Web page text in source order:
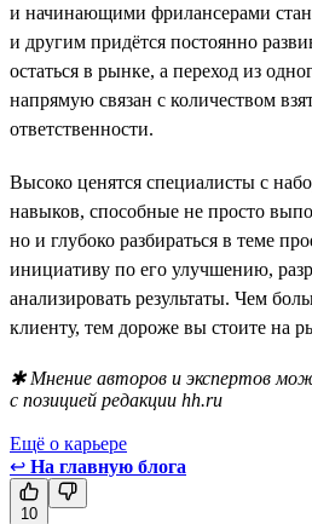
и начинающими фрилансерами
и другим придётся постоянно
остаться в рынке, а переход из
напрямую связан с количеством
ответственности.
Высоко ценятся специалисты с
навыков, способные не просто
но и глубоко разбираться в теме
инициативу по его улучшению,
анализировать результаты. Чем
клиенту, тем дороже вы стоите на
✱ Мнение авторов и экспертов
с позицией редакции hh.ru
Ещё о карьере
↩ На главную блога
10